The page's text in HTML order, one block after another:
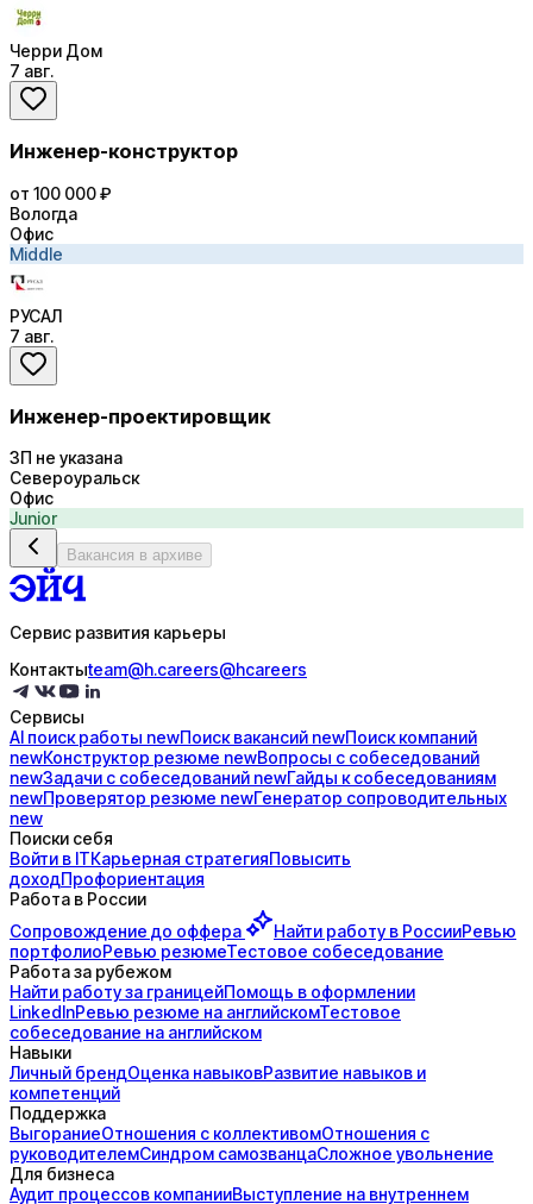
Черри Дом
7 авг.
Инженер-конструктор
от 100 000 ₽
Вологда
Офис
Middle
РУСАЛ
7 авг.
Инженер-проектировщик
ЗП не указана
Североуральск
Офис
Junior
Вакансия в архиве
Сервис развития карьеры
Контактыteam@h.careers@hcareers
Сервисы
AI поискработы newПоисквакансий newПоисккомпаний
newКонструктор резюме newВопросы с собеседований
newЗадачи с собеседований newГайды ксобеседованиям
newПроверятор резюме newГенератор сопроводительных
new
Поиски себя
Войти в ITКарьерная стратегияПовысить
доходПрофориентация
Работа в России
Сопровождение до оффера Найти работу в РоссииРевью
портфолиоРевью резюмеТестовое собеседование
Работа за рубежом
Найти работу за границейПомощь в оформлении
LinkedInРевью резюме на английскомТестовое
собеседование на английском
Навыки
Личный брендОценка навыковРазвитие навыков и
компетенций
Поддержка
ВыгораниеОтношения с коллективомОтношения с
руководителемСиндром самозванцаСложное увольнение
Для бизнеса
Аудит процессов компанииВыступление на внутреннем